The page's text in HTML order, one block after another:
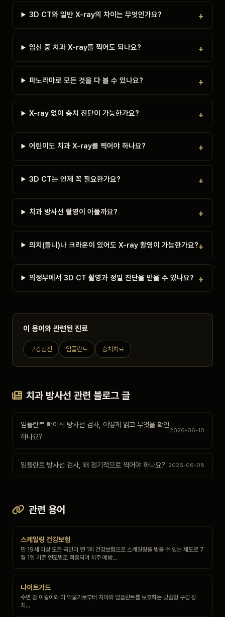
3D CT와 일반 X-ray의 차이는 무엇인가요?
임신 중 치과 X-ray를 찍어도 되나요?
파노라마로 모든 것을 다 볼 수 있나요?
X-ray 없이 충치 진단이 가능한가요?
어린이도 치과 X-ray를 찍어야 하나요?
3D CT는 언제 꼭 필요한가요?
치과 방사선 촬영이 아플까요?
의치(틀니)나 크라운이 있어도 X-ray 촬영이 가능한가요?
의정부에서 3D CT 촬영과 정밀 진단을 받을 수 있나요?
이 용어와 관련된 진료
구강검진 임플란트 충치치료
치과 방사선 관련 블로그 글
임플란트 뼈이식 방사선 검사, 어떻게 읽고 무엇을 확인
하나요?
2026-06-10
임플란트 방사선 검사, 왜 정기적으로 찍어야 하나요? 2026-06-08
관련 용어
스케일링 건강보험
만 19세 이상 모든 국민이 연 1회 건강보험으로 스케일링을 받을 수 있는 제도로 7
월 1일 기준 연도별로 적용되며 치주 예방…
나이트가드
수면 중 이갈이와 이 악물기로부터 치아와 임플란트를 보호하는 맞춤형 구강 장
치…